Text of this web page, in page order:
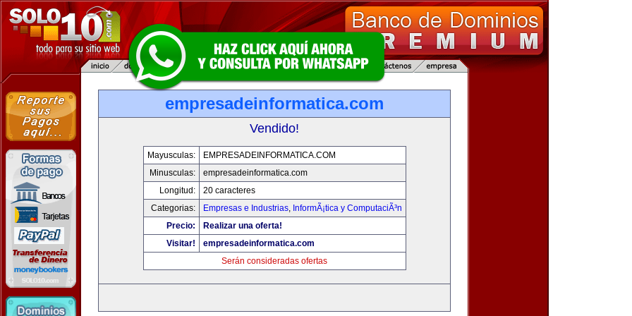
empresadeinformatica.com
Vendido!
Mayusculas:
EMPRESADEINFORMATICA.COM
Minusculas:
empresadeinformatica.com
Longitud:
20 caracteres
Categorias:
Empresas e Industrias, InformÃ¡tica y ComputaciÃ³n
Precio:
Realizar una oferta!
Visitar!
empresadeinformatica.com
Serán consideradas ofertas